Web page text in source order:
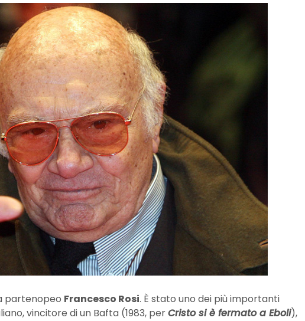
partenopeo Francesco Rosi. È stato uno dei più importanti
vincitore di un Bafta (1983, perCristo si è fermato a Eboli),